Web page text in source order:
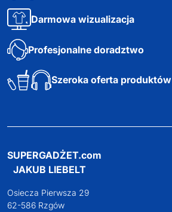
Darmowa wizualizacja
Profesjonalne doradztwo
Szeroka oferta produktów
SUPERGADŻET.com
JAKUB LIEBELT
Osiecza Pierwsza 29
62-586 Rzgów